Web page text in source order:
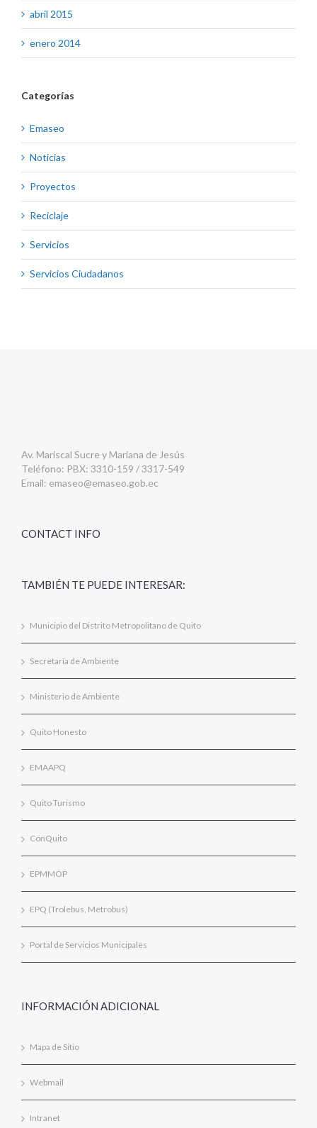
abril 2015
enero 2014
Categorías
Emaseo
Noticias
Proyectos
Reciclaje
Servicios
Servicios Ciudadanos
Av. Mariscal Sucre y Mariana de Jesús
Teléfono: PBX: 3310-159 / 3317-549
Email: emaseo@emaseo.gob.ec
CONTACT INFO
TAMBIÉN TE PUEDE INTERESAR:
Municipio del Distrito Metropolitano de Quito
Secretaría de Ambiente
Ministerio de Ambiente
Quito Honesto
EMAAPQ
Quito Turismo
ConQuito
EPMMOP
EPQ (Trolebus, Metrobus)
Portal de Servicios Municipales
INFORMACIÓN ADICIONAL
Mapa de Sitio
Webmail
Intranet